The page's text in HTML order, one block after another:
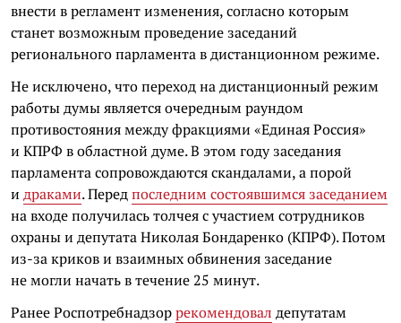
внести в регламент изменения, согласно которым
станет возможным проведение заседаний
регионального парламента в дистанционном режиме.
Не исключено, что переход на дистанционный режим
работы думы является очередным раундом
противостояния между фракциями «Единая Россия»
и КПРФ в областной думе. В этом году заседания
парламента сопровождаются скандалами, а порой
и драками. Передпоследним состоявшимся заседанием
на входе получилась толчея с участием сотрудников
охраны и депутата Николая Бондаренко (КПРФ). Потом
из-за криков и взаимных обвинения заседание
не могли начать в течение 25 минут.
Ранее Роспотребнадзоррекомендовал депутатам